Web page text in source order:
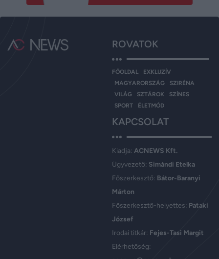
ROVATOK
FŐOLDAL
EXKLUZÍV
MAGYARORSZÁG
SZIRÉNA
VILÁG
SZTÁROK
SZÍNES
SPORT
ÉLETMÓD
KAPCSOLAT
Kiadja: ACNEWS Kft.
Ügyvezető: Simándi Etelka
Főszerkesztő: Bátor-Baranyi
Márton
Főszerkesztő-helyettes: Pataki
József
Irodai titkár: Fejes-Tasi Margit
Elérhetőség: